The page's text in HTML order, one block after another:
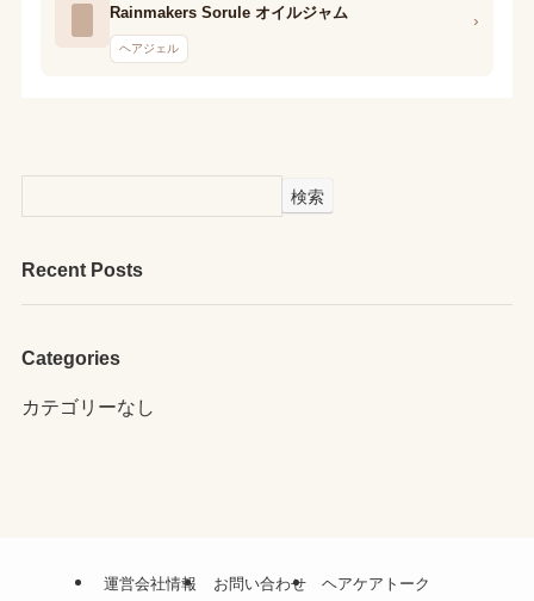
Rainmakers Sorule オイルジャム
ヘアジェル
›
検索
Recent Posts
Categories
カテゴリーなし
運営会社情報 お問い合わせ ヘアケアトーク